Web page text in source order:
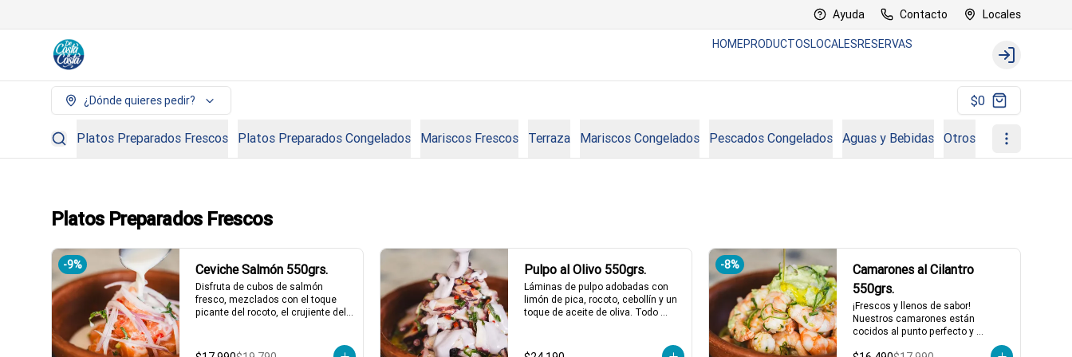
Ayuda Contacto Locales
HOMEPRODUCTOSLOCALESRESERVAS
Login
¿Dónde quieres pedir? $0
Platos Preparados Frescos Platos Preparados Congelados Mariscos Frescos Terraza Mariscos Congelados Pescados Congelados Aguas y Bebidas Otros Comisiones
Platos Preparados Frescos
-9% Ceviche Salmón 550grs.
Disfruta de cubos de salmón
fresco, mezclados con el toque
picante del rocoto, el crujiente del
esto, acompañado de nuestra
Pulpo al Olivo 550grs.
Láminas de pulpo adobadas con
limón de pica, rocoto, cebollín y un
toque de aceite de oliva. Todo
nivel. ¡Perfecto para quienes
-8%
Camarones al Cilantro
550grs.
¡Frescos y llenos de sabor!
Nuestros camarones están
cocidos al punto perfecto y
bañados en un aliño de limón de